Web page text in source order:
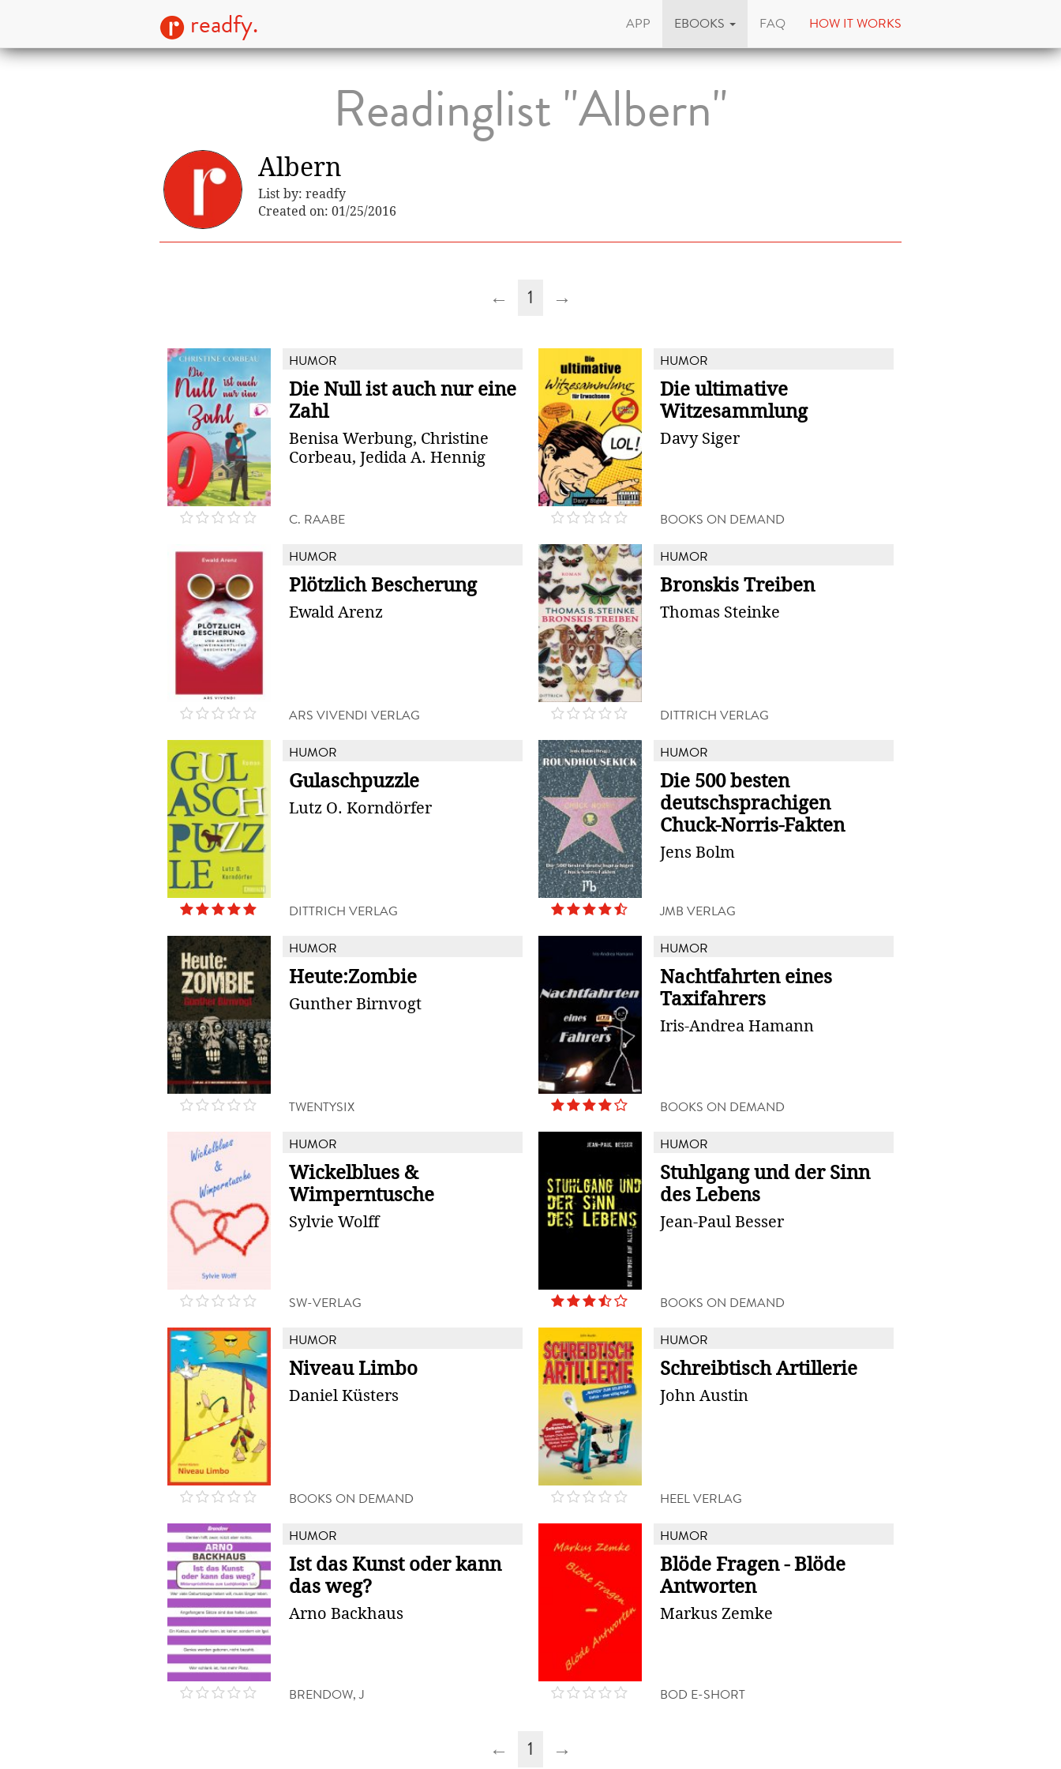
readfy. APP EBOOKS FAQ HOW IT WORKS
Readinglist "Albern"
Albern
List by: readfy
Created on: 01/25/2016
← 1 →
HUMOR
Die Null ist auch nur eine
Zahl
Benisa Werbung, Christine
Corbeau, Jedida A. Hennig
C. RAABE
HUMOR
Die ultimative
Witzesammlung
Davy Siger
BOOKS ON DEMAND
HUMOR
Plötzlich Bescherung
Ewald Arenz
ARS VIVENDI VERLAG
HUMOR
Bronskis Treiben
Thomas Steinke
DITTRICH VERLAG
HUMOR
Gulaschpuzzle
Lutz O. Korndörfer
DITTRICH VERLAG
HUMOR
Die 500 besten
deutschsprachigen
Chuck-Norris-Fakten
Jens Bolm
JMB VERLAG
HUMOR
Heute:Zombie
Gunther Birnvogt
TWENTYSIX
HUMOR
Nachtfahrten eines
Taxifahrers
Iris-Andrea Hamann
BOOKS ON DEMAND
HUMOR
Wickelblues &
Wimperntusche
Sylvie Wolff
SW-VERLAG
HUMOR
Stuhlgang und der Sinn
des Lebens
Jean-Paul Besser
BOOKS ON DEMAND
HUMOR
Niveau Limbo
Daniel Küsters
BOOKS ON DEMAND
HUMOR
Schreibtisch Artillerie
John Austin
HEEL VERLAG
HUMOR
Ist das Kunst oder kann
das weg?
Arno Backhaus
BRENDOW, J
HUMOR
Blöde Fragen - Blöde
Antworten
Markus Zemke
BOD E-SHORT
← 1 →